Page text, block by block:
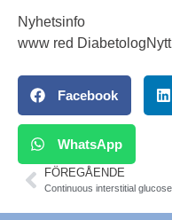
Nyhetsinfo
www red DiabetologNytt
Facebook
WhatsApp
FÖREGÅENDE